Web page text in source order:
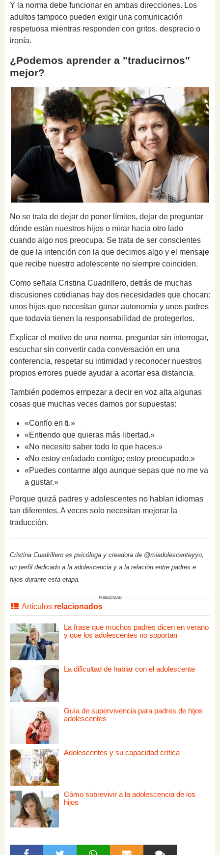
Y la norma debe funcionar en ambas direcciones. Los
adultos tampoco pueden exigir una comunicación
respetuosa mientras responden con gritos, desprecio o
ironía.
¿Podemos aprender a "traducirnos"
mejor?
No se trata de dejar de poner límites, dejar de preguntar
dónde están nuestros hijos o mirar hacia otro lado
cuando algo nos preocupa. Se trata de ser conscientes
de que la intención con la que decimos algo y el mensaje
que recibe nuestro adolescente no siempre coinciden.
Como señala Cristina Cuadrillero, detrás de muchas
discusiones cotidianas hay dos necesidades que chocan:
unos hijos que necesitan ganar autonomía y unos padres
que todavía tienen la responsabilidad de protegerlos.
Explicar el motivo de una norma, preguntar sin interrogar,
escuchar sin convertir cada conversación en una
conferencia, respetar su intimidad y reconocer nuestros
propios errores puede ayudar a acortar esa distancia.
También podemos empezar a decir en voz alta algunas
cosas que muchas veces damos por supuestas:
«Confío en ti.»
«Entiendo que quieras más libertad.»
«No necesito saber todo lo que haces.»
«No estoy enfadado contigo; estoy preocupado.»
«Puedes contarme algo aunque sepas que no me va
a gustar.»
Porque quizá padres y adolescentes no hablan idiomas
tan diferentes. A veces solo necesitan mejorar la
traducción.
Cristina Cuadrillero es psicóloga y creadora de @miadolescenteyyo,
un perfil dedicado a la adolescencia y a la relación entre padres e
hijos durante esta etapa.
PUBLICIDAD
Artículos relacionados
La frase que muchos padres dicen en verano
y que los adolescentes no soportan
La dificultad de hablar con el adolescente
Guía de supervivencia para padres de hijos
adolescentes
Adolescentes y su capacidad crítica
Cómo sobrevivir a la adolescencia de los
hijos